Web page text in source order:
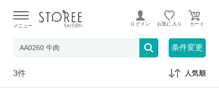
よる配送遅延が発生しております。
メニュー ログイン お気に入り
条件変更
在庫なしも表示 セール対象のみ
3件 人気順